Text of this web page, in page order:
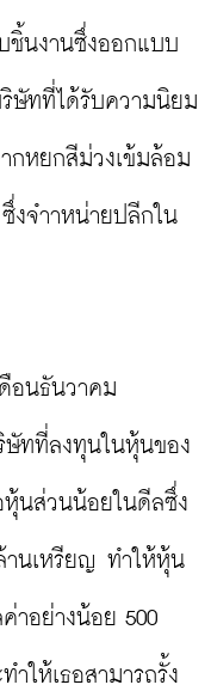
ชิ้นงานซึ่งออกแบบ
ษัทที่ได้รับความนิยม
กหยกสีม่วงเข้มล้อม
งจำาหน่ายปลีกใน
อนธันวาคม
ษัทที่ลงทุนในหุ้นของ
นส่วนน้อยในดีลซึ่ง
านเหรียญ ทำให้หุ้น
าอย่างน้อย 500
ให้เธอสามารถรั้ง